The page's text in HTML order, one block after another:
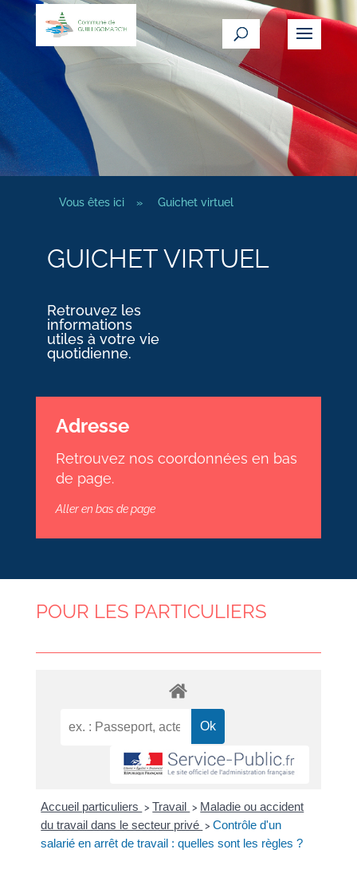
Vous êtes ici » Guichet virtuel
GUICHET VIRTUEL
Retrouvez les
informations
utiles à votre vie
quotidienne.
Adresse
Retrouvez nos coordonnées en bas
de page.
Aller en bas de page
POUR LES PARTICULIERS
Accueil particuliers > Travail > Maladie ou accident
du travail dans le secteur privé > Contrôle d'un
salarié en arrêt de travail : quelles sont les règles ?